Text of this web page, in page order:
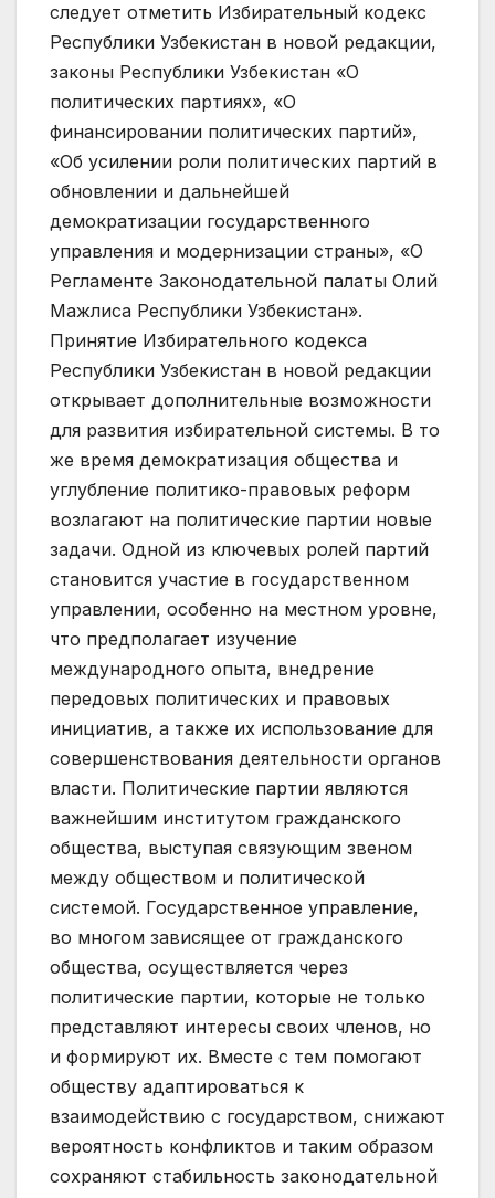
следует отметить Избирательный кодекс
Республики Узбекистан в новой редакции,
законы Республики Узбекистан «О
политических партиях», «О
финансировании политических партий»,
«Об усилении роли политических партий в
обновлении и дальнейшей
демократизации государственного
управления и модернизации страны», «О
Регламенте Законодательной палаты Олий
Мажлиса Республики Узбекистан».
Принятие Избирательного кодекса
Республики Узбекистан в новой редакции
открывает дополнительные возможности
для развития избирательной системы. В то
же время демократизация общества и
углубление политико-правовых реформ
возлагают на политические партии новые
задачи. Одной из ключевых ролей партий
становится участие в государственном
управлении, особенно на местном уровне,
что предполагает изучение
международного опыта, внедрение
передовых политических и правовых
инициатив, а также их использование для
совершенствования деятельности органов
власти. Политические партии являются
важнейшим институтом гражданского
общества, выступая связующим звеном
между обществом и политической
системой. Государственное управление,
во многом зависящее от гражданского
общества, осуществляется через
политические партии, которые не только
представляют интересы своих членов, но
и формируют их. Вместе с тем помогают
обществу адаптироваться к
взаимодействию с государством, снижают
вероятность конфликтов и таким образом
сохраняют стабильность законодательной